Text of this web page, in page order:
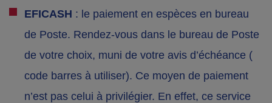
EFICASH : le paiement en espèces en bureau
de Poste. Rendez-vous dans le bureau de Poste
de votre choix, muni de votre avis d’échéance (
code barres à utiliser). Ce moyen de paiement
n’est pas celui à privilégier. En effet, ce service